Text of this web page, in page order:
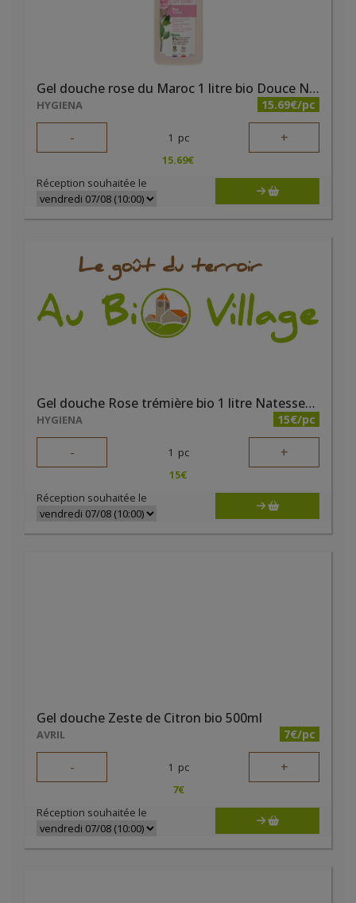
Gel douche rose du Maroc 1 litre bio Douce Nature
HYGIENA 15.69€/pc
- 1 pc +
15.69€
Réception souhaitée le
Gel douche Rose trémière bio 1 litre Natessence
HYGIENA 15€/pc
- 1 pc +
15€
Réception souhaitée le
Gel douche Zeste de Citron bio 500ml
AVRIL 7€/pc
- 1 pc +
7€
Réception souhaitée le